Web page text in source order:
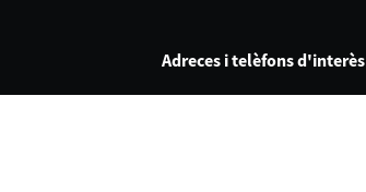
Adreces i telèfons d'interès